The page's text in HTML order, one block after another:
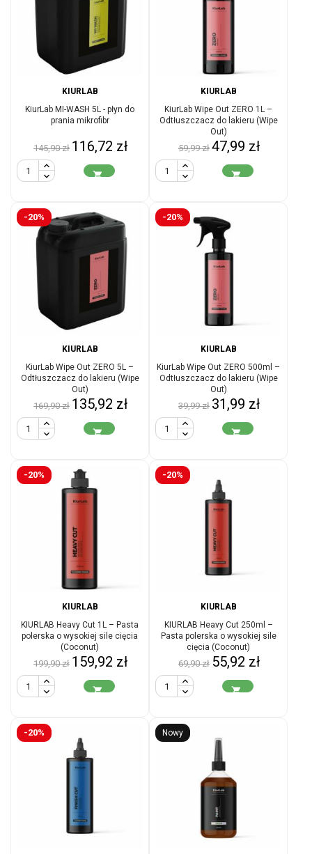
KIURLAB
KiurLab MI-WASH 5L - płyn do
prania mikrofibr
Cena
podstawowa
145,90 zł Cena
116,72 zł

KIURLAB
KiurLab Wipe Out ZERO 1L –
Odtłuszczacz do lakieru (Wipe
Out)
Cena
podstawowa
59,99 zł Cena
47,99 zł

-20%
KIURLAB
KiurLab Wipe Out ZERO 5L –
Odtłuszczacz do lakieru (Wipe
Out)
Cena
podstawowa
169,90 zł Cena
135,92 zł

-20%
KIURLAB
KiurLab Wipe Out ZERO 500ml –
Odtłuszczacz do lakieru (Wipe
Out)
Cena
podstawowa
39,99 zł Cena
31,99 zł

-20%
KIURLAB
KIURLAB Heavy Cut 1L – Pasta
polerska o wysokiej sile cięcia
(Coconut)
Cena
podstawowa
199,90 zł Cena
159,92 zł

-20%
KIURLAB
KIURLAB Heavy Cut 250ml –
Pasta polerska o wysokiej sile
cięcia (Coconut)
Cena
podstawowa
69,90 zł Cena
55,92 zł

-20% Nowy